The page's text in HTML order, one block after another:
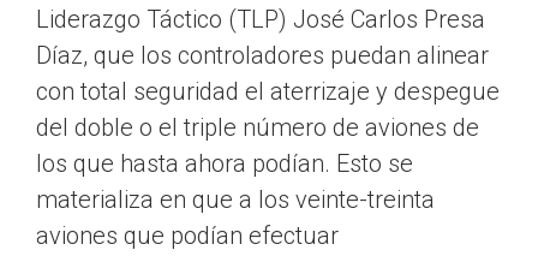
Liderazgo Táctico (TLP) José Carlos Presa
Díaz, que los controladores puedan alinear
con total seguridad el aterrizaje y despegue
del doble o el triple número de aviones de
los que hasta ahora podían. Esto se
materializa en que a los veinte-treinta
aviones que podían efectuar